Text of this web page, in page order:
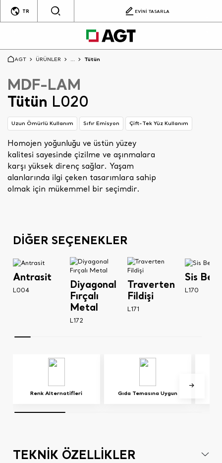
TR EVİNİ TASARLA
AGT ÜRÜNLER ... Tütün
MDF-LAM
Tütün L020
Uzun Ömürlü Kullanım Sıfır Emisyon Çift-Tek Yüz Kullanım
Homojen yoğunluğu ve üstün yüzey
kalitesi sayesinde çizilme ve aşınmalara
karşı yüksek direnç sağlar. Yaşam
alanlarında ilgi çeken tasarımlara sahip
olmak için mükemmel bir seçimdir.
DİĞER SEÇENEKLER
Antrasit
L004
Diyagonal
Fırçalı
Metal
L172
Traverten
Fildişi
L171
Sis
L170
Renk Alternatifleri Gıda Temasına Uygun
TEKNİK ÖZELLİKLER